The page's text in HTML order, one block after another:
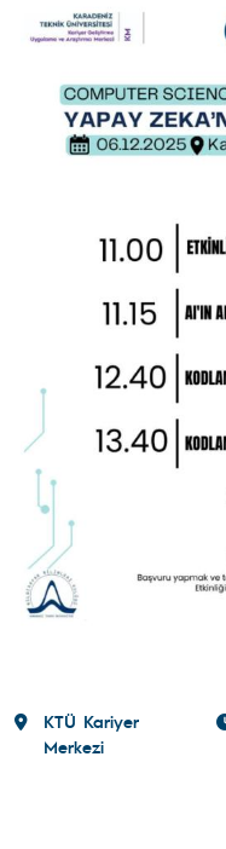
KTÜ Kariyer
Merkezi